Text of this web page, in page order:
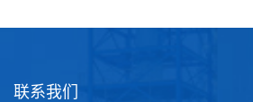
联系我们